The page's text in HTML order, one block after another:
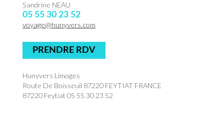
Sandrine NEAU
05 55 30 23 52
voyage@hunyvers.com
PRENDRE RDV
Hunyvers Limoges
Route De Boisseuil 87220 FEYTIAT FRANCE
87220 Feytiat 05 55 30 23 52